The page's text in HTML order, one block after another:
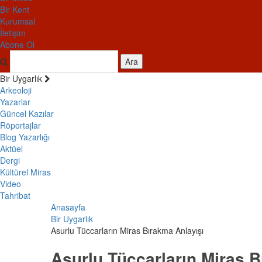
Bir Kent
Kurumsal
İletişim
Abone Ol
Ara
Bir Uygarlık
Arkeoloji
Yazarlar
Güncel Kazılar
Röportajlar
Blog Yazarlığı
Aktüel
Dergi
Kültürel Miras
Video
Tahribat
Anasayfa
Bir Uygarlık
Asurlu Tüccarların Miras Bırakma Anlayışı